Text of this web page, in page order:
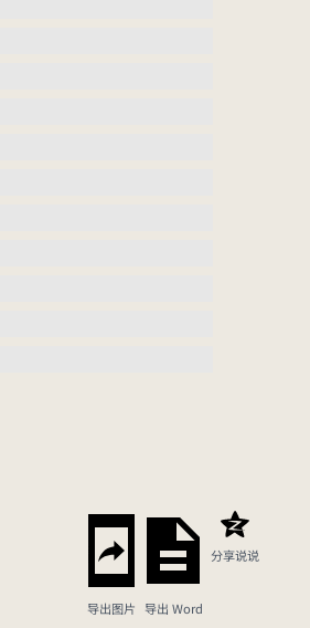
导出图片 导出 Word
分享说说